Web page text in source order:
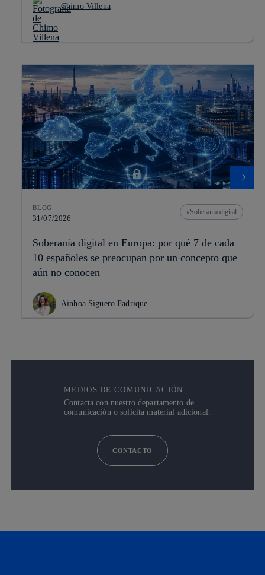
Chimo Villena
BLOG
31/07/2026
Soberanía digital
Soberanía digital en Europa: por qué 7 de cada
10 españoles se preocupan por un concepto que
aún no conocen
Ainhoa Siguero Fadrique
MEDIOS DE COMUNICACIÓN
Contacta con nuestro departamento de
comunicación o solicita material adicional.
CONTACTO